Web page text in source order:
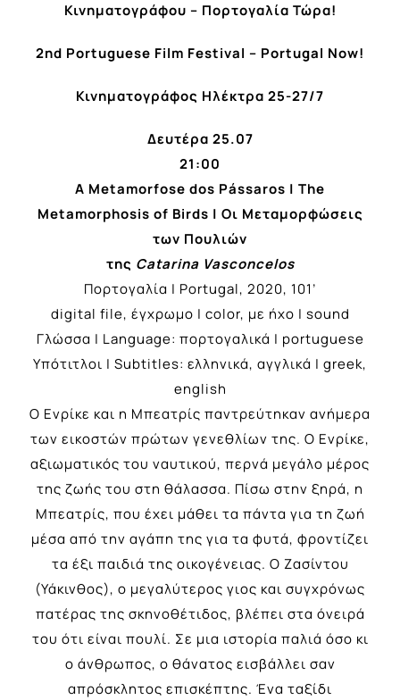
Κινηματογράφου – Πορτογαλία Τώρα!
2nd Portuguese Film Festival – Portugal Now!
Κινηματογράφος Ηλέκτρα 25-27/7
Δευτέρα 25.07
21:00
A Metamorfose dos Pássaros | The
Metamorphosis of Birds | Οι Μεταμορφώσεις
των Πουλιών
της Catarina Vasconcelos
Πορτογαλία | Portugal, 2020, 101’
digital file, έγχρωμο | color, με ήχο | sound
Γλώσσα | Language: πορτογαλικά | portuguese
Υπότιτλοι | Subtitles: ελληνικά, αγγλικά | greek,
english
Ο Ενρίκε και η Μπεατρίς παντρεύτηκαν ανήμερα
των εικοστών πρώτων γενεθλίων της. Ο Ενρίκε,
αξιωματικός του ναυτικού, περνά μεγάλο μέρος
της ζωής του στη θάλασσα. Πίσω στην ξηρά, η
Μπεατρίς, που έχει μάθει τα πάντα για τη ζωή
μέσα από την αγάπη της για τα φυτά, φροντίζει
τα έξι παιδιά της οικογένειας. Ο Ζασίντου
(Υάκινθος), ο μεγαλύτερος γιος και συγχρόνως
πατέρας της σκηνοθέτιδος, βλέπει στα όνειρά
του ότι είναι πουλί. Σε μια ιστορία παλιά όσο κι
ο άνθρωπος, ο θάνατος εισβάλλει σαν
απρόσκλητος επισκέπτης. Ένα ταξίδι